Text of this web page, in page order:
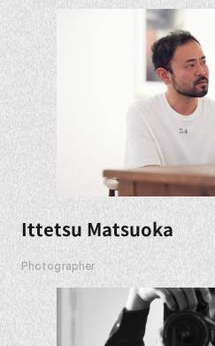
Ittetsu Matsuoka
Photographer